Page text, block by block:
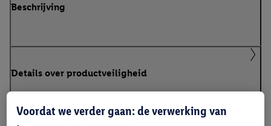
Beschrijving
Details over productveiligheid
Voordat we verder gaan: de verwerking van